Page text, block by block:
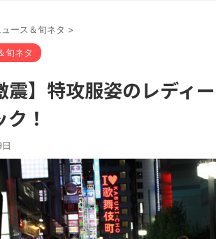
ース＆旬ネタ >
旬ネタ
震】特攻服姿のレディ
！